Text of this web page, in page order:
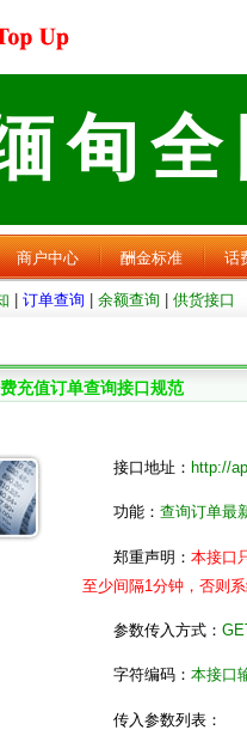
甸
商户中心 酬金标准 话
订单查询 余额查询 供货接口
充值订单查询接口规范
接口地址： http://
功能： 查询订单最
郑重声明： 本接口
至少间隔1分钟，否则系
参数传入方式：
字符编码： 本接口
传入参数列表：